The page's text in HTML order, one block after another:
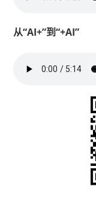
从“AI+”到“+AI”